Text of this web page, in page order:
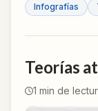
Infografías
Teorías
1 min de